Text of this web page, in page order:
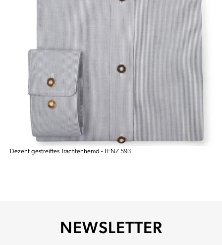
Dezent gestreiftes Trachtenhemd - LENZ 593
NEWSLETTER